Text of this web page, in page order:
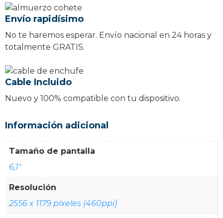
Envío rapidísimo
No te haremos esperar. Envío nacional en 24 horas y
totalmente GRATIS.
Cable Incluido
Nuevo y 100% compatible con tu dispositivo.
Información adicional
Tamaño de pantalla
6,1"
Resolución
2556 x 1179 píxeles (460ppi)